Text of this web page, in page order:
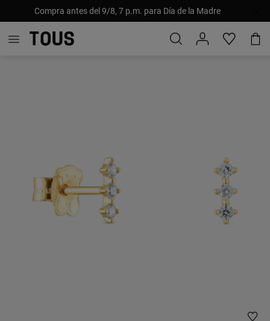
Compra antes del 9/8, 7 p.m. para Día de la Madre